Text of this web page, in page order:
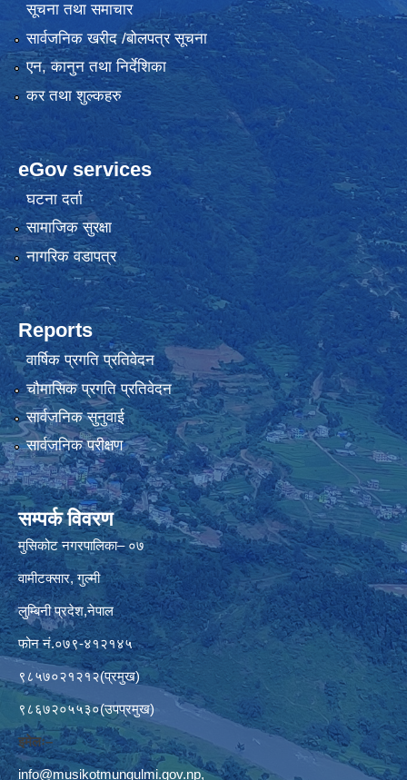
सूचना तथा समाचार
सार्वजनिक खरीद /बोलपत्र सूचना
एन, कानुन तथा निर्देशिका
कर तथा शुल्कहरु
eGov services
घटना दर्ता
सामाजिक सुरक्षा
नागरिक वडापत्र
Reports
वार्षिक प्रगति प्रतिवेदन
चौमासिक प्रगति प्रतिवेदन
सार्वजनिक सुनुवाई
सार्वजनिक परीक्षण
सम्पर्क विवरण
मुसिकोट नगरपालिका– ०७
वामीटक्सार, गुल्मी
लुम्बिनी प्रदेश,नेपाल
फोन नं.०७९-४१२१४५
९८५७०२१२१२(प्रमुख)
९८६७२०५५३०(उपप्रमुख)
इमेलः–
info@musikotmungulmi.gov.np,